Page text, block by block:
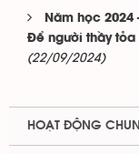
Năm học
Để người thầy tỏa
(22/09/2024)
HOẠT ĐỘNG